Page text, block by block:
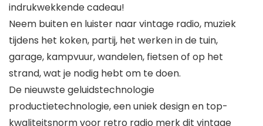
indrukwekkende cadeau!
Neem buiten en luister naar vintage radio, muziek
tijdens het koken, partij, het werken in de tuin,
garage, kampvuur, wandelen, fietsen of op het
strand, wat je nodig hebt om te doen.
De nieuwste geluidstechnologie
productietechnologie, een uniek design en top-
kwaliteitsnorm voor retro radio merk dit vintage